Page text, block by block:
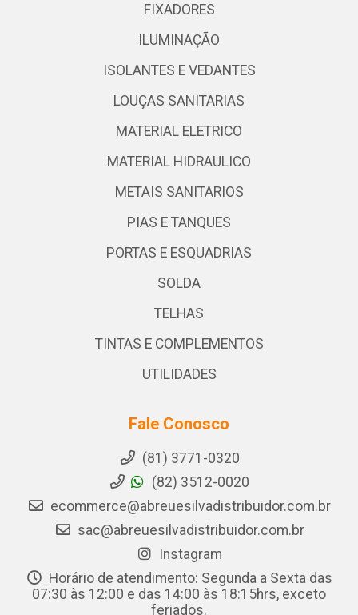
FIXADORES
ILUMINAÇÃO
ISOLANTES E VEDANTES
LOUÇAS SANITARIAS
MATERIAL ELETRICO
MATERIAL HIDRAULICO
METAIS SANITARIOS
PIAS E TANQUES
PORTAS E ESQUADRIAS
SOLDA
TELHAS
TINTAS E COMPLEMENTOS
UTILIDADES
Fale Conosco
(81) 3771-0320
(82) 3512-0020
ecommerce@abreuesilvadistribuidor.com.br
sac@abreuesilvadistribuidor.com.br
Instagram
Horário de atendimento: Segunda a Sexta das
07:30 às 12:00 e das 14:00 às 18:15hrs, exceto
feriados.